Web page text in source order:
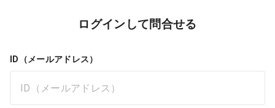
ログインして問合せる
ID（メールアドレス）